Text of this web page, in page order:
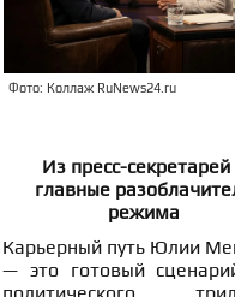
Фото: Коллаж RuNews24.ru
Из пресс-секретарей
главные
режима
Карьерный путь Юлии
— это готовый
политического